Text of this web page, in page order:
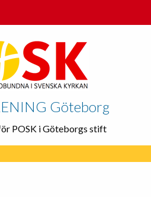
Göteborg
POSK i Göteborgs stift